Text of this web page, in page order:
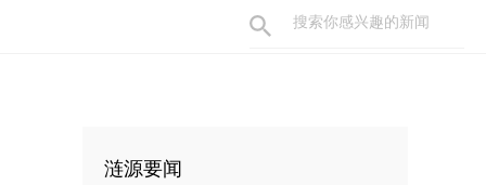
涟源要闻